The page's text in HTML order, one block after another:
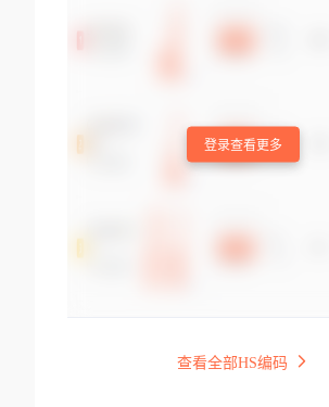
登录查看更多
查看全部HS编码